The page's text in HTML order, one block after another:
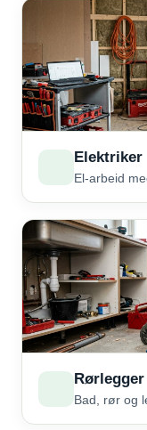
Elektriker
El-arbeid
Rørlegger
Bad, rør og